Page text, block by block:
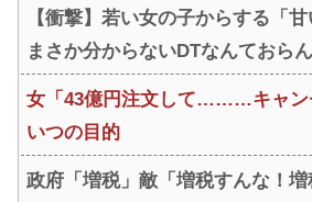
【衝撃】若い女の子からする「甘
まさか分からないDTなんておら
女「43億円注文して………キャン
いつの目的
政府「増税」敵「増税すんな！